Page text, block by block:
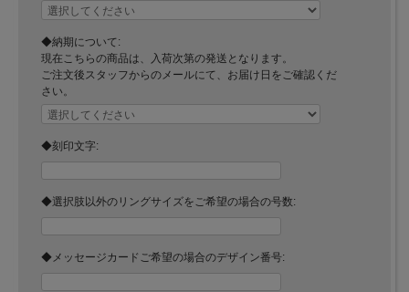
◆納期について:
現在こちらの商品は、入荷次第の発送となります。
ご注文後スタッフからのメールにて、お届け日をご確認くだ
さい。
◆刻印文字:
◆選択肢以外のリングサイズをご希望の場合の号数:
◆メッセージカードご希望の場合のデザイン番号: